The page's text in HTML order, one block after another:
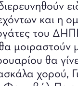
και η
του
μοιραστούν
θα
χορού,